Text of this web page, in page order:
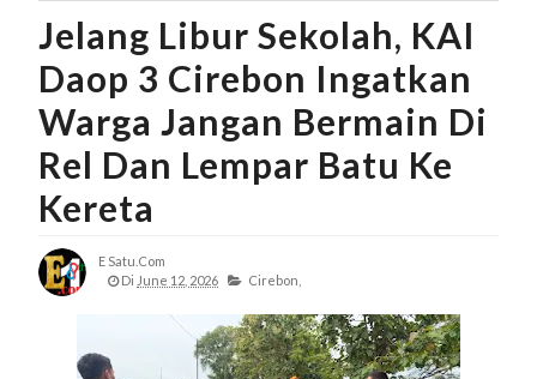
Jelang Libur Sekolah, KAI
Daop 3 Cirebon Ingatkan
Warga Jangan Bermain Di
Rel Dan Lempar Batu Ke
Kereta
E Satu.com
Di June 12, 2026 Cirebon,